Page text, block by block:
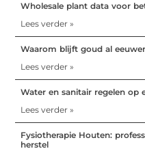
Wholesale plant data voor
Lees verder »
Waarom blijft goud al
Lees verder »
Water en sanitair regelen op
Lees verder »
Fysiotherapie Houten:
herstel